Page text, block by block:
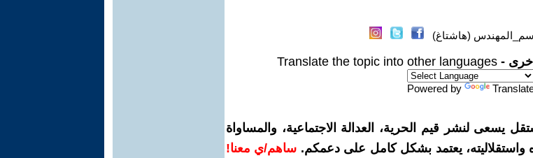
(هاشتاغ)
-
Translate the topic into other languages
Powered by
يسعى لنشر قيم الحرية، العدالة الاجتماعية، والمساواة
واستقلاليته، يعتمد بشكل كامل على دعمكم. ساهم/ي معنا!